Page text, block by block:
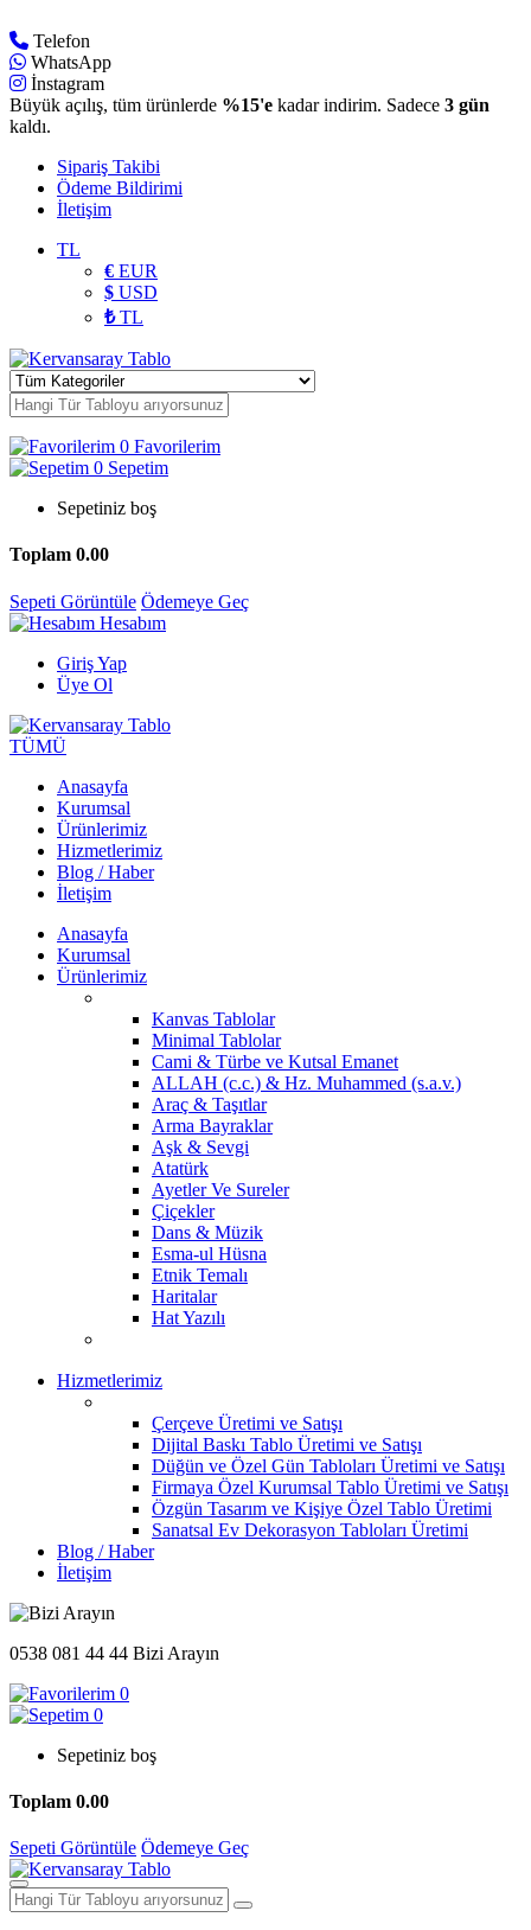
Telefon
WhatsApp
İnstagram
Büyük açılış, tüm ürünlerde %15'e kadar indirim. Sadece 3 gün
kaldı.
Sipariş Takibi
Ödeme Bildirimi
İletişim
TL
€ EUR
$ USD
₺TL
0 Favorilerim
0 Sepetim
Sepetiniz boş
Toplam 0.00
Sepeti Görüntüle Ödemeye Geç
Hesabım
Giriş Yap
Üye Ol
TÜMÜ
Anasayfa
Kurumsal
Ürünlerimiz
Hizmetlerimiz
Blog / Haber
İletişim
Anasayfa
Kurumsal
Ürünlerimiz
Kanvas Tablolar
Minimal Tablolar
Cami & Türbe ve Kutsal Emanet
ALLAH (c.c.) & Hz. Muhammed (s.a.v.)
Araç & Taşıtlar
Arma Bayraklar
Aşk & Sevgi
Atatürk
Ayetler Ve Sureler
Çiçekler
Dans & Müzik
Esma-ul Hüsna
Etnik Temalı
Haritalar
Hat Yazılı
Hizmetlerimiz
Çerçeve Üretimi ve Satışı
Dijital Baskı Tablo Üretimi ve Satışı
Düğün ve Özel Gün Tabloları Üretimi ve Satışı
Firmaya Özel Kurumsal Tablo Üretimi ve Satışı
Özgün Tasarım ve Kişiye Özel Tablo Üretimi
Sanatsal Ev Dekorasyon Tabloları Üretimi
Blog / Haber
İletişim
0538 081 44 44 Bizi Arayın
0
0
Sepetiniz boş
Toplam 0.00
Sepeti Görüntüle Ödemeye Geç